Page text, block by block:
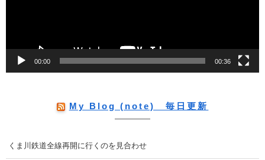
00:00 00:36
My Blog (note) 毎日更新
くま川鉄道全線再開に行くのを見合わせ